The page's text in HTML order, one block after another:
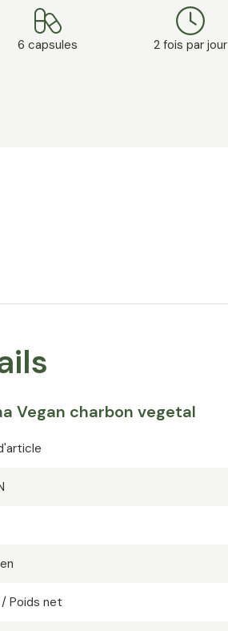
6 capsules 2 fois par jour
Vegan charbon vegetal
Poids net